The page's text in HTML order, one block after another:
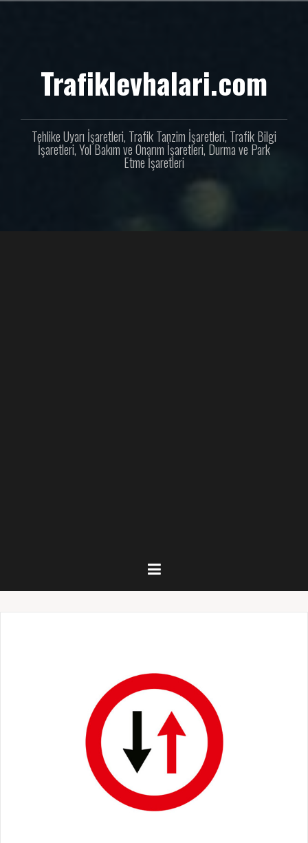
Trafiklevhalari.com
Tehlike Uyarı İşaretleri, Trafik Tanzim İşaretleri, Trafik Bilgi
İşaretleri, Yol Bakım ve Onarım İşaretleri, Durma ve Park
Etme İşaretleri